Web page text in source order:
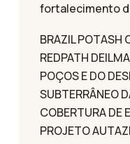
fortalecimento
BRAZIL POTASH
REDPATH
POÇOS E DO
SUBTERRÂNEO
COBERTURA DE
PROJETO